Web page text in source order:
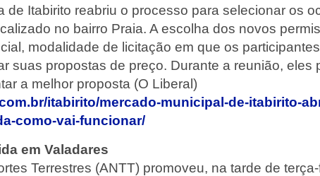
de Itabirito reabriu o processo para selecionar os
no bairro Praia. A escolha dos novos
modalidade de licitação em que os
suas propostas de preço. Durante a reunião, eles
a melhor proposta (O Liberal)
itabirito/mercado-municipal-de-itabirito-
como-vai-funcionar/
em Valadares
Terrestres (ANTT) promoveu, na tarde de terça-